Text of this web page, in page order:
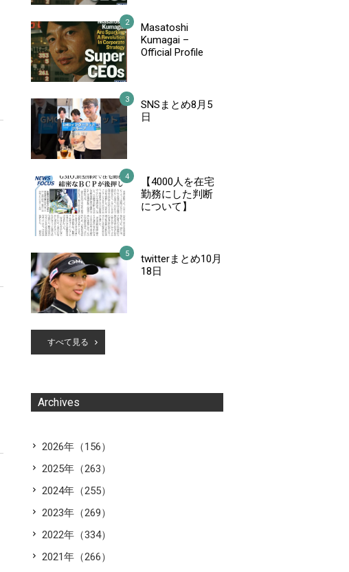
Masatoshi
Kumagai –
Official Profile
SNSまとめ8月5
日
【4000人を在宅
勤務にした判断
について】
twitterまとめ10月
18日
すべて見る
Archives
2026年（156）
2025年（263）
2024年（255）
2023年（269）
2022年（334）
2021年（266）